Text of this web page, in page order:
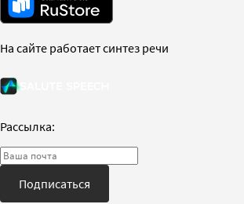
На сайте работает синтез речи
Рассылка:
Подписаться